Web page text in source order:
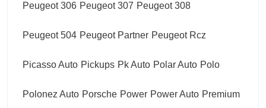
Peugeot 306 Peugeot 307 Peugeot 308
Peugeot 504 Peugeot Partner Peugeot Rcz
Picasso Auto Pickups Pk Auto Polar Auto Polo
Polonez Auto Porsche Power Power Auto Premium